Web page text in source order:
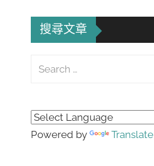
搜尋文章
Search
Powered by Translate